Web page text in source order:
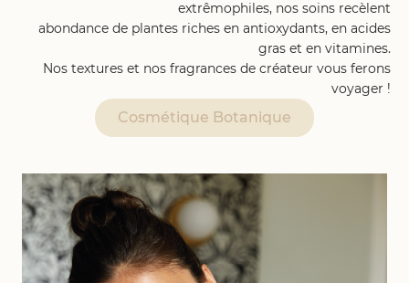
extrêmophiles, nos soins recèlent
abondance de plantes riches en antioxydants, en acides
gras et en vitamines.
Nos textures et nos fragrances de créateur vous ferons
voyager !
Cosmétique Botanique